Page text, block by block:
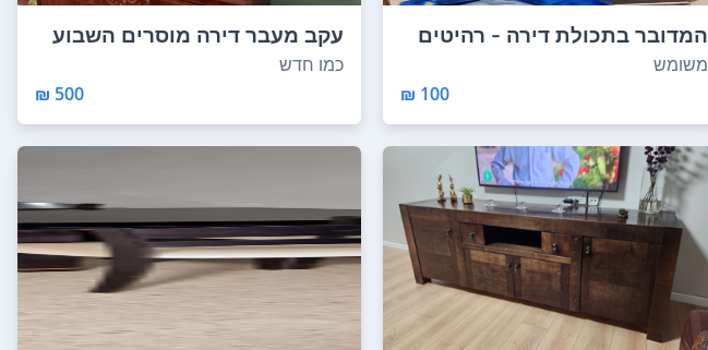
המדובר בתכולת דירה - רהיטים
ברמה גבוהה, ...
משומש
100 ₪
עקב מעבר דירה מוסרים השבוע
רהיטים מאיטלי...
כמו חדש
500 ₪